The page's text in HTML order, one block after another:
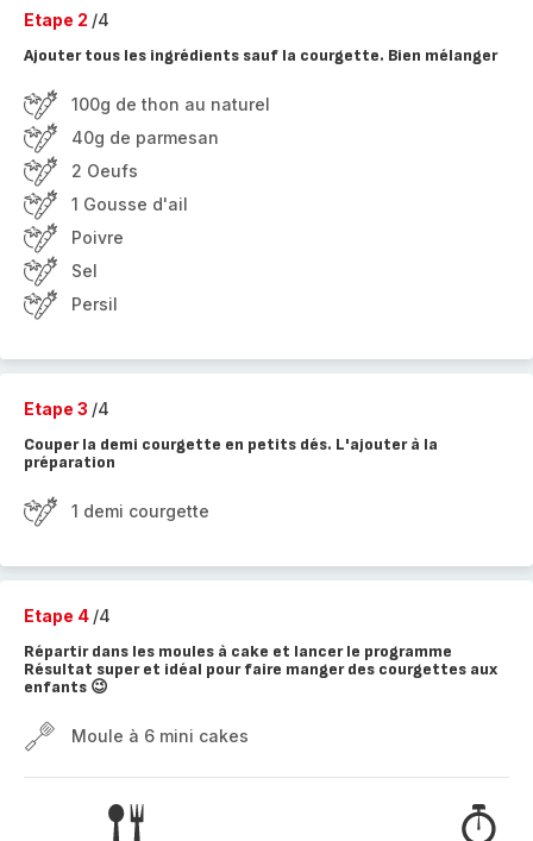
Etape 2 /4
Ajouter tous les ingrédients sauf la courgette. Bien mélanger
100g de thon au naturel
40g de parmesan
2 Oeufs
1 Gousse d'ail
Poivre
Sel
Persil
Etape 3 /4
Couper la demi courgette en petits dés. L'ajouter à la
préparation
1 demi courgette
Etape 4 /4
Répartir dans les moules à cake et lancer le programme
Résultat super et idéal pour faire manger des courgettes aux
enfants 😉
Moule à 6 mini cakes